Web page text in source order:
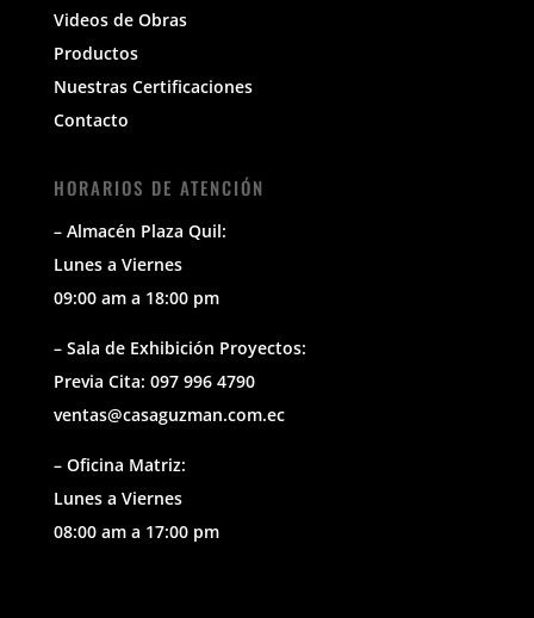
Videos de Obras
Productos
Nuestras Certificaciones
Contacto
HORARIOS DE ATENCIÓN
– Almacén Plaza Quil:
Lunes a Viernes
09:00 am a 18:00 pm
– Sala de Exhibición Proyectos:
Previa Cita: 097 996 4790
ventas@casaguzman.com.ec
– Oficina Matriz:
Lunes a Viernes
08:00 am a 17:00 pm